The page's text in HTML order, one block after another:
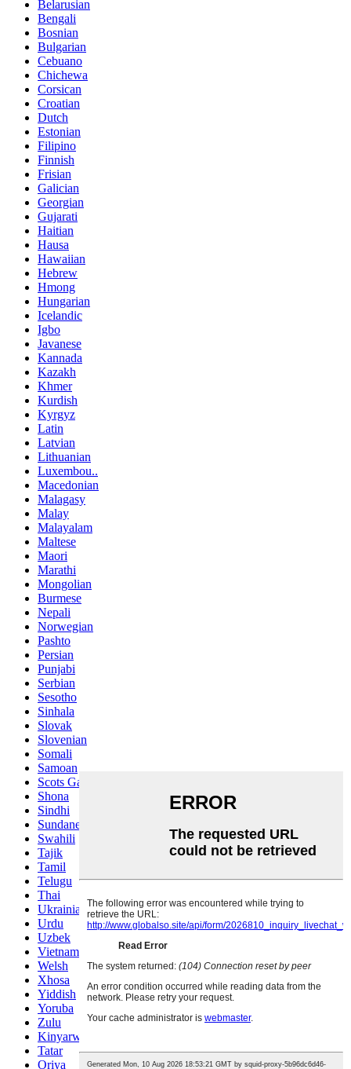
Belarusian
Bengali
Bosnian
Bulgarian
Cebuano
Chichewa
Corsican
Croatian
Dutch
Estonian
Filipino
Finnish
Frisian
Galician
Georgian
Gujarati
Haitian
Hausa
Hawaiian
Hebrew
Hmong
Hungarian
Icelandic
Igbo
Javanese
Kannada
Kazakh
Khmer
Kurdish
Kyrgyz
Latin
Latvian
Lithuanian
Luxembou..
Macedonian
Malagasy
Malay
Malayalam
Maltese
Maori
Marathi
Mongolian
Burmese
Nepali
Norwegian
Pashto
Persian
Punjabi
Serbian
Sesotho
Sinhala
Slovak
Slovenian
Somali
Samoan
Scots Gaelic
Shona
Sindhi
Sundanese
Swahili
Tajik
Tamil
Telugu
Thai
Ukrainian
Urdu
Uzbek
Vietnamese
Welsh
Xhosa
Yiddish
Yoruba
Zulu
Kinyarwanda
Tatar
Oriya